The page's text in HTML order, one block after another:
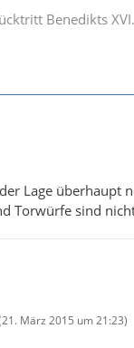
Benedikts XVI.
Lage überhaupt
Torwürfe sind
21. März 2015 um 21:23)